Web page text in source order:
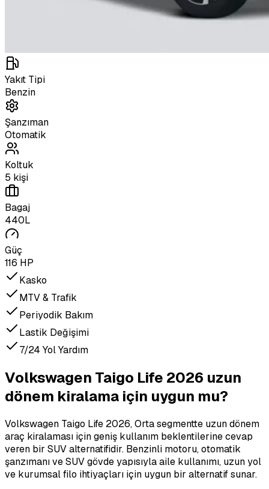
Yakıt Tipi
Benzin
Şanzıman
Otomatik
Koltuk
5 kişi
Bagaj
440L
Güç
116 HP
Kasko
MTV & Trafik
Periyodik Bakım
Lastik Değişimi
7/24 Yol Yardım
Volkswagen Taigo Life 2026 uzun
dönem kiralama için uygun mu?
Volkswagen Taigo Life 2026, Orta segmentte uzun dönem
araç kiralaması için geniş kullanım beklentilerine cevap
veren bir SUV alternatifidir. Benzinli motoru, otomatik
şanzımanı ve SUV gövde yapısıyla aile kullanımı, uzun yol
ve kurumsal filo ihtiyaçları için uygun bir alternatif sunar.